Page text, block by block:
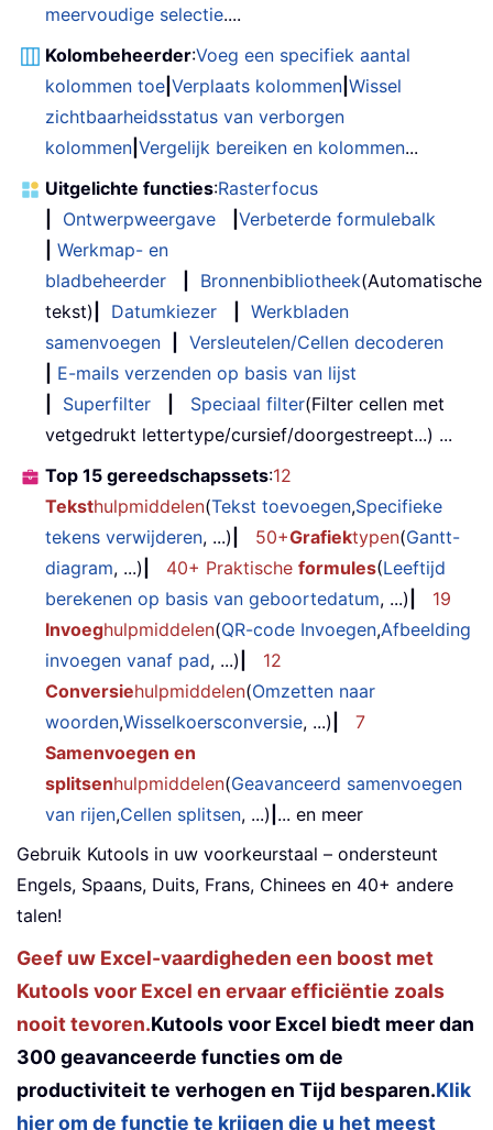
meervoudige selectie....
Kolombeheerder:Voeg een specifiek aantal
kolommen toe Verplaats kolommen Wissel
zichtbaarheidsstatus van verborgen
kolommen Vergelijk bereiken en kolommen...
Uitgelichte functies:Rasterfocus
Ontwerpweergave
Verbeterde formulebalk
Werkmap- en
bladbeheerder
Bronnenbibliotheek(Automatische
tekst)
Datumkiezer
Werkbladen
samenvoegen
Versleutelen/Cellen decoderen
E-mails verzenden op basis van lijst
Superfilter Speciaal filter(Filter cellen met
vetgedrukt lettertype/cursief/doorgestreept...) ...
Top 15 gereedschapssets:12
Teksthulpmiddelen(Tekst toevoegen,Specifieke
tekens verwijderen, ...) 50+Grafiektypen(Gantt-
diagram, ...) 40+ Praktische formules(Leeftijd
berekenen op basis van geboortedatum, ...)
19
Invoeghulpmiddelen(QR-code Invoegen,Afbeelding
invoegen vanaf pad, ...)
12
Conversiehulpmiddelen(Omzetten naar
woorden,Wisselkoersconversie, ...)
7
Samenvoegen en
splitsenhulpmiddelen(Geavanceerd samenvoegen
van rijen,Cellen splitsen, ...) ... en meer
Gebruik Kutools in uw voorkeurstaal – ondersteunt
Engels, Spaans, Duits, Frans, Chinees en 40+ andere
talen!
Geef uw Excel-vaardigheden een boost met
Kutools voor Excel en ervaar efficiëntie zoals
nooit tevoren.Kutools voor Excel biedt meer dan
300 geavanceerde functies om de
productiviteit te verhogen en Tijd besparen.Klik
hier om de functie te krijgen die u het meest